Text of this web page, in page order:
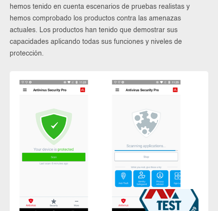
hemos tenido en cuenta escenarios de pruebas realistas y
hemos comprobado los productos contra las amenazas
actuales. Los productos han tenido que demostrar sus
capacidades aplicando todas sus funciones y niveles de
protección.